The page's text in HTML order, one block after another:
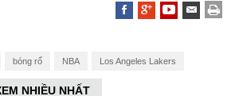
bóng rổ NBA Los Angeles Lakers
NHIỀU NHẤT